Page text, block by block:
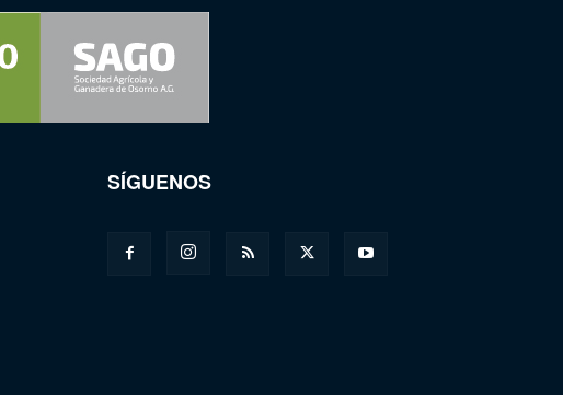
SÍGUENOS